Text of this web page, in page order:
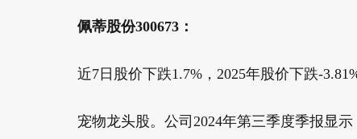
佩蒂股份300673：
近7日股价下跌1.7%，2025年股价下跌-3.81%
宠物龙头股。公司2024年第三季度季报显示